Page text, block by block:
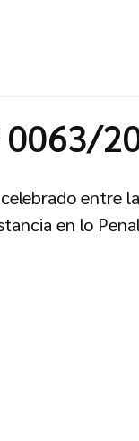
0063/
entre
en lo